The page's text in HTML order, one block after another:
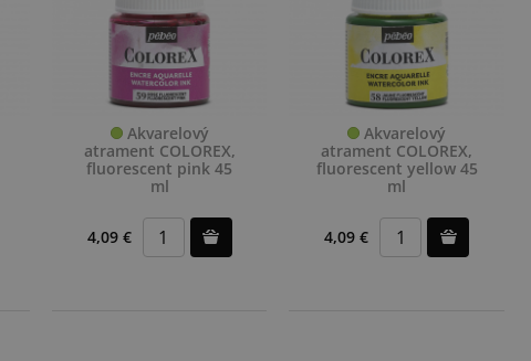
Akvarelový
atrament COLOREX,
fluorescent pink 45
ml
4,09 €
Akvarelový
atrament COLOREX,
fluorescent yellow 45
ml
4,09 €